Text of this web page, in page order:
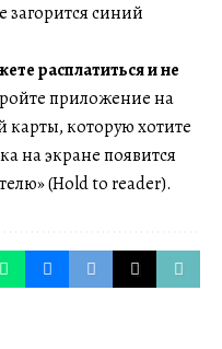
загорится синий
расплатиться и не
приложение на
карты, которую хотите
на экране появится
(Hold to reader).